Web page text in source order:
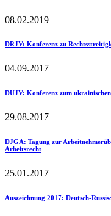
08.02.2019
DRJV: Konferenz zu
04.09.2017
DUJV: Konferenz zum
29.08.2017
DJGA: Tagung zur
Arbeitsrecht
25.01.2017
Auszeichnung 2017: Deutsch-